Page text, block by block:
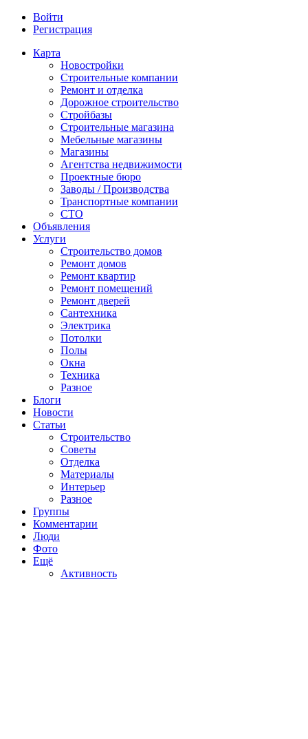
Войти
Регистрация
Карта
Новостройки
Строительные компании
Ремонт и отделка
Дорожное строительство
Стройбазы
Строительные магазина
Мебельные магазины
Магазины
Агентства недвижимости
Проектные бюро
Заводы / Производства
Транспортные компании
СТО
Объявления
Услуги
Строительство домов
Ремонт домов
Ремонт квартир
Ремонт помещений
Ремонт дверей
Сантехника
Электрика
Потолки
Полы
Окна
Техника
Разное
Блоги
Новости
Статьи
Строительство
Советы
Отделка
Материалы
Интерьер
Разное
Группы
Комментарии
Люди
Фото
Ещё
Активность